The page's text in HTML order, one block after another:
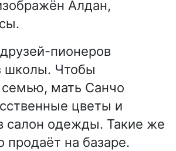
Алдан,
пионеров
школы. Чтобы
мать Санчо
цветы и
салон одежды. Такие же
продаёт на базаре.